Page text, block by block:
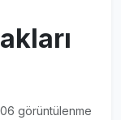
görüntülenme